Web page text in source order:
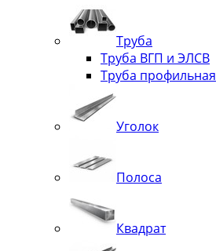
Труба
Труба ВГП и ЭЛСВ
Труба профильная
Уголок
Полоса
Квадрат